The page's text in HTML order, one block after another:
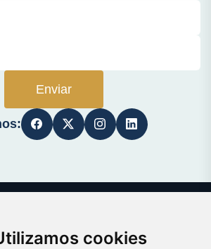
cookies
Enviar